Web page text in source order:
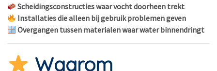
Scheidingsconstructies waar vocht doorheen trekt
Installaties die alleen bij gebruik problemen geven
Overgangen tussen materialen waar water binnendringt
Waarom